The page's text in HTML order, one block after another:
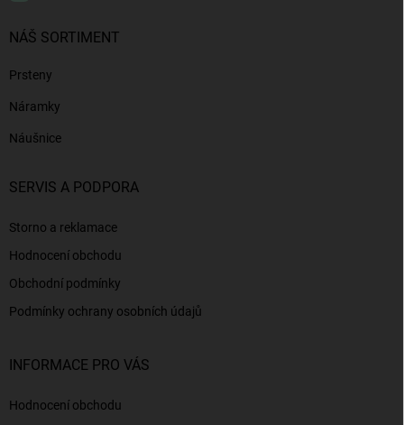
NÁŠ SORTIMENT
Prsteny
Náramky
Náušnice
SERVIS A PODPORA
Storno a reklamace
Hodnocení obchodu
Obchodní podmínky
Podmínky ochrany osobních údajů
INFORMACE PRO VÁS
Hodnocení obchodu